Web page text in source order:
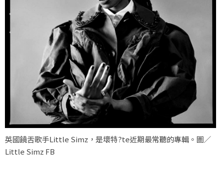
英國饒舌歌手Little Simz，是壞特?te近期最常聽的專輯。圖／
Little Simz FB